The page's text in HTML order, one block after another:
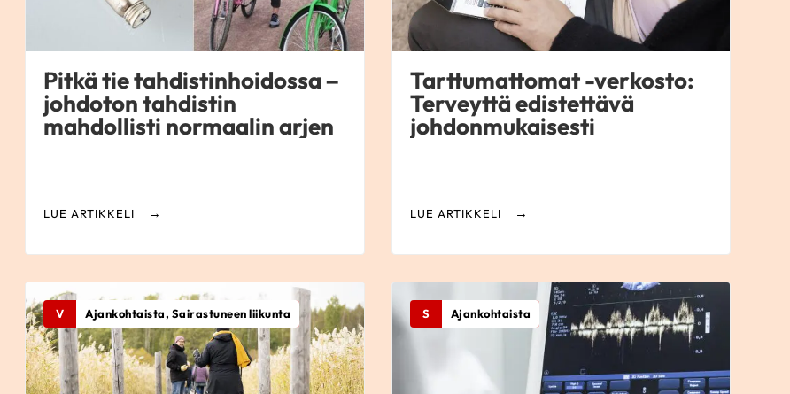
Pitkä tie tahdistinhoidossa –
johdoton tahdistin
mahdollisti normaalin arjen
LUE ARTIKKELI
Tarttumattomat -verkosto:
Terveyttä edistettävä
johdonmukaisesti
LUE ARTIKKELI
V Ajankohtaista, Sairastuneen liikunta S Ajankohtaista